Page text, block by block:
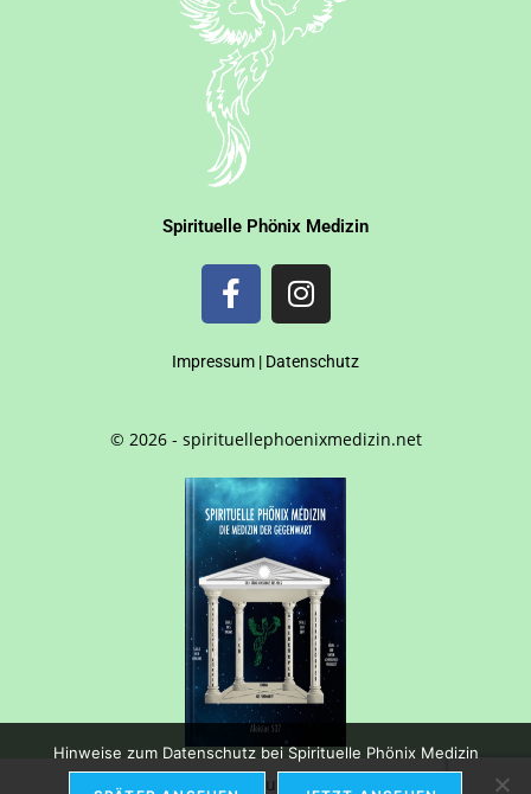
Spirituelle Phönix Medizin
Impressum | Datenschutz
© 2026 - spirituellephoenixmedizin.net
Deutsch
Hinweise zum Datenschutz bei Spirituelle Phönix Medizin